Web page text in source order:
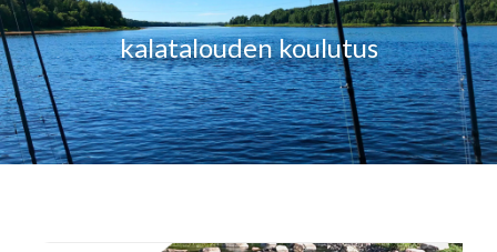
kalatalouden koulutus